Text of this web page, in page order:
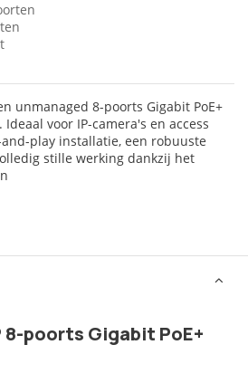
unmanaged 8-poorts Gigabit PoE+
voor IP-camera's en access
play installatie, een robuuste
stille werking dankzij het
8-poorts Gigabit PoE+